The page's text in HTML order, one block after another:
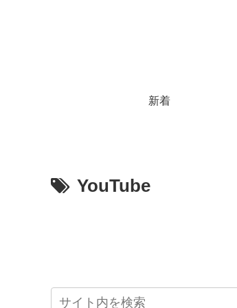
新着
YouTube